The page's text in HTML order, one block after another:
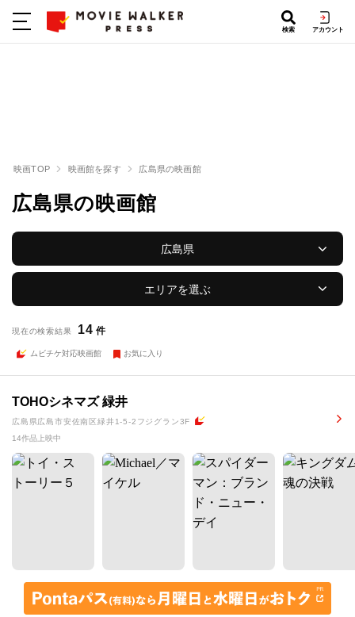
検索 アカウント
映画TOP 映画館を探す 広島県の映画館
広島県の映画館
広島県
エリアを選ぶ
現在の検索結果 14 件
ムビチケ対応映画館 お気に入り
TOHOシネマズ 緑井
広島県広島市安佐南区緑井1-5-2フジグラン3F
14作品上映中